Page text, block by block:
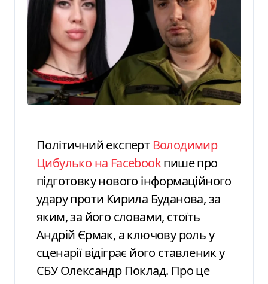
Політичний експерт Володимир
Цибулько на Facebookпише про
підготовку нового інформаційного
удару проти Кирила Буданова, за
яким, за його словами, стоїть
Андрій Єрмак, а ключову роль у
сценарії відіграє його ставленик у
СБУ Олександр Поклад. Про це